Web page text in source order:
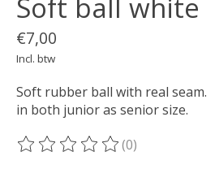
Soft ball white
€7,00
Incl. btw
Soft rubber ball with real seam.
in both junior as senior size.
De beoordeling van dit product is
(0)